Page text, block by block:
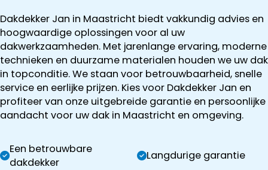
Dakdekker Jan in Maastricht biedt vakkundig advies en
hoogwaardige oplossingen voor al uw
dakwerkzaamheden. Met jarenlange ervaring, moderne
technieken en duurzame materialen houden we uw dak
in topconditie. We staan voor betrouwbaarheid, snelle
service en eerlijke prijzen. Kies voor Dakdekker Jan en
profiteer van onze uitgebreide garantie en persoonlijke
aandacht voor uw dak in Maastricht en omgeving.
Een betrouwbare
dakdekker
Langdurige garantie